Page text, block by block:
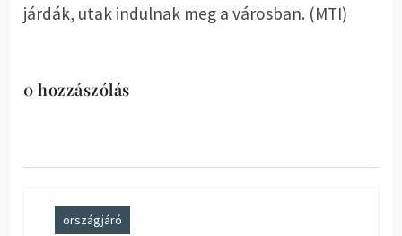
járdák, utak indulnak meg a városban. (MTI)
0 hozzászólás
országjáró